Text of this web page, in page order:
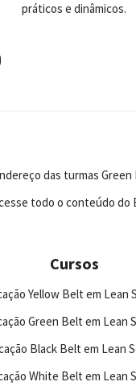
práticos e dinâmicos.
das turmas Green
todo o conteúdo do
Cursos
Yellow Belt em Lean
Green Belt em Lean
Black Belt em Lean
White Belt em Lean